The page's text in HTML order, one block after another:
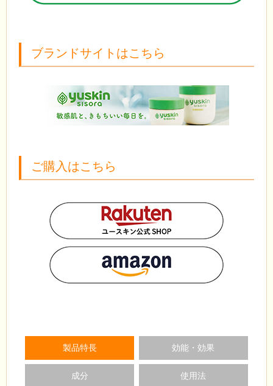
ブランドサイトはこちら
ご購入はこちら
製品特長 効能・効果
成分 使用法